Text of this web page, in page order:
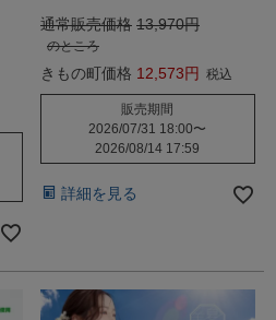
通常販売価格 13,970
のところ
きもの町価格 12,573 税込
販売期間
2026/07/31 18:00〜
2026/08/14 17:59
詳細を見る